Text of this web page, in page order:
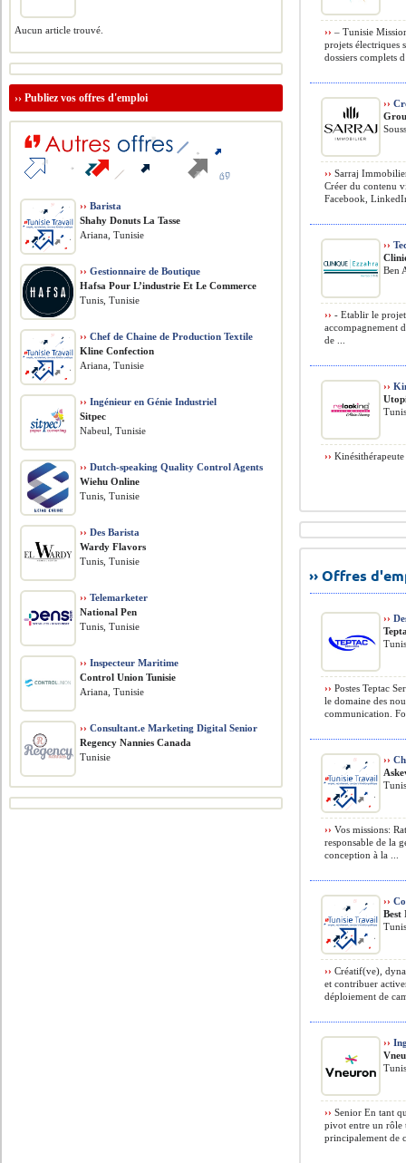
›› – Tunisie
projets électriques
dossiers complets
››
›› Sarraj
Créer du contenu
Facebook,
››
Ben
›› - Etablir le
accompagnement
de ...
››
››
›› Offres
››
›› Postes Teptac
le domaine des
communication.
››
›› Vos missions:
responsable de la
conception à la ...
››
Best
›› Créatif(ve),
et contribuer
déploiement de
››
›› Senior En tant
pivot entre un rôle
principalement de
Aucun article trouvé.
››Publiez vos offres d'emploi
›› Barista
Shahy Donuts La Tasse
Ariana, Tunisie
›› Gestionnaire de Boutique
Hafsa Pour L’industrie Et Le Commerce
Tunis, Tunisie
›› Chef de Chaine de Production Textile
Kline Confection
Ariana, Tunisie
›› Ingénieur en Génie Industriel
Sitpec
Nabeul, Tunisie
›› Dutch-speaking Quality Control Agents
Wiehu Online
Tunis, Tunisie
›› Des Barista
Wardy Flavors
Tunis, Tunisie
›› Telemarketer
National Pen
Tunis, Tunisie
›› Inspecteur Maritime
Control Union Tunisie
Ariana, Tunisie
›› Consultant.e Marketing Digital Senior
Regency Nannies Canada
Tunisie